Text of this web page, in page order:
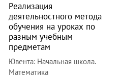
Реализация
деятельностного метода
обучения на уроках по
разным учебным
предметам
Ювента: Начальная школа.
Математика